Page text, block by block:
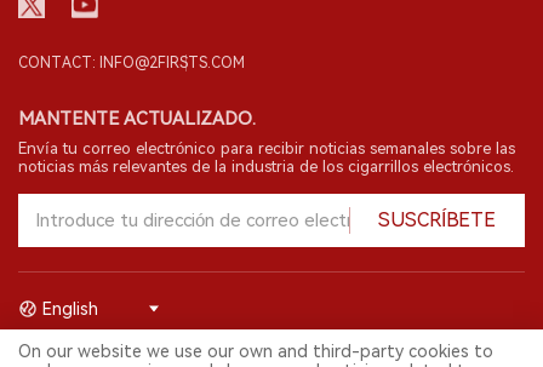
CONTACT: INFO@2FIRSTS.COM
MANTENTE ACTUALIZADO.
Envía tu correo electrónico para recibir noticias semanales sobre las
noticias más relevantes de la industria de los cigarrillos electrónicos.
SUSCRÍBETE
© 2026 Shenzhen 2FIRSTS Technology Co.,Ltd. Todos los derechos
English
On our website we use our own and third-party cookies to